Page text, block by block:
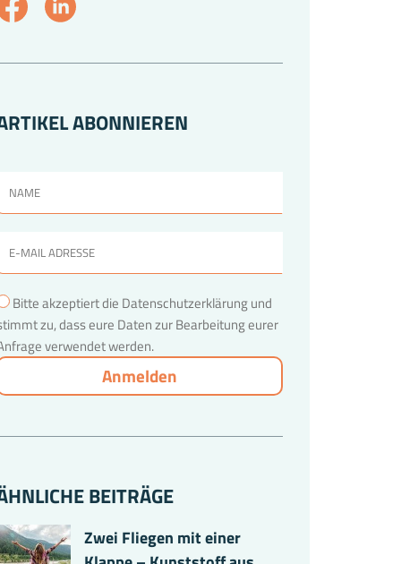
ABONNIEREN
Bitte akzeptiert die Datenschutzerklärung und
zu, dass eure Daten zur Bearbeitung eurer
verwendet werden.
BEITRÄGE
Zwei Fliegen mit einer